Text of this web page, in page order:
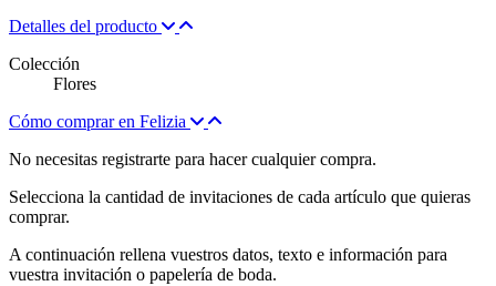
Detalles del producto
Colección
Flores
Cómo comprar en Felizia
No necesitas registrarte para hacer cualquier compra.
Selecciona la cantidad de invitaciones de cada artículo que quieras
comprar.
A continuación rellena vuestros datos, texto e información para
vuestra invitación o papelería de boda.